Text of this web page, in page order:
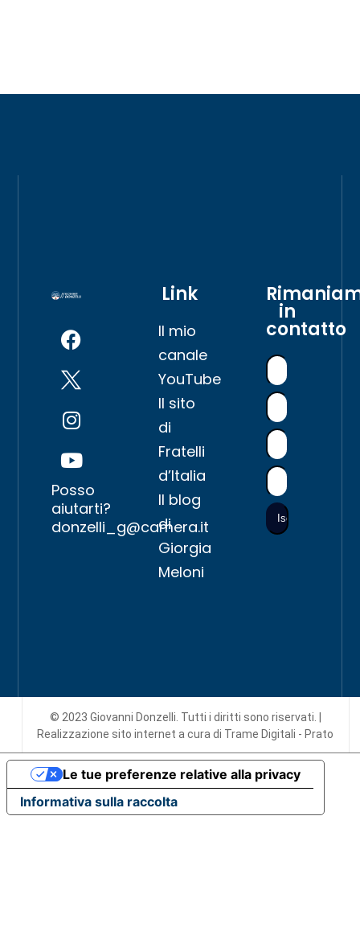
Posso
aiutarti?
donzelli_g@camera.it
Link
Il mio
canale
YouTube
Il sito
di
Fratelli
d’Italia
Il blog
di
Giorgia
Meloni
in
contatto
© 2023 Giovanni Donzelli. Tutti i diritti sono riservati. |
Realizzazione sito interneta cura di Trame Digitali - Prato
Informativa sulla raccolta
Le tue preferenze relative alla privacy